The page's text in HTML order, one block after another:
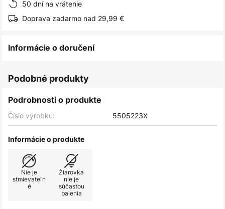
50 dní na vrátenie
Doprava zadarmo nad 29,99 €
Informácie o doručení
Podobné produkty
Podrobnosti o produkte
Číslo výrobku: 5505223X
Informácie o produkte
Nie je
stmievateľn
é
Žiarovka
nie je
súčasťou
balenia